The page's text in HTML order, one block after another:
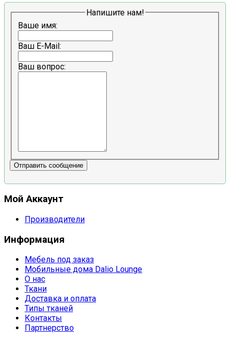
Напишите нам!
Ваше имя:
Ваш E-Mail:
Ваш вопрос:
Отправить сообщение
Мой Аккаунт
Производители
Информация
Мебель под заказ
Мобильные дома Dalio Lounge
О нас
Ткани
Доставка и оплата
Типы тканей
Контакты
Партнерство